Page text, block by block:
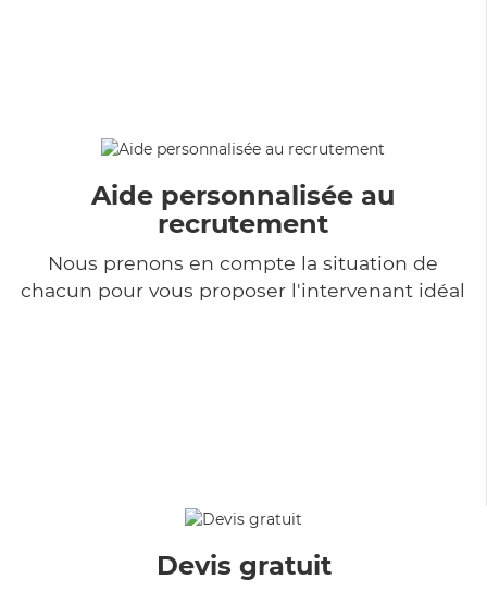
Aide personnalisée au
recrutement
Nous prenons en compte la situation de
chacun pour vous proposer l'intervenant idéal
Devis gratuit